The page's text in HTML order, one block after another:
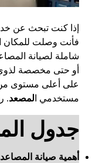
إذا كنت تبحث عن
فأنت وصلت للمكان
شاملة لصيانة
أو حتى مخصصة لذوي
على أعلى مستوى
مستخدمي ا لمصعد.
جدول
أهمية صيانة المصاعد